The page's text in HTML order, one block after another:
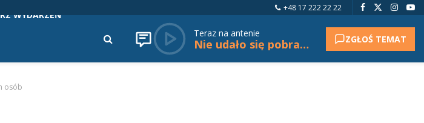
+48 17 222 22 22
WYDARZEŃ
Teraz na antenie
Nie udało się pobrać tytułu. ZGŁOŚ TEMAT
osób